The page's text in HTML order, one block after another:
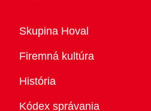
Prehľad
Skupina Hoval
Firemná kultúra
História
Kódex správania